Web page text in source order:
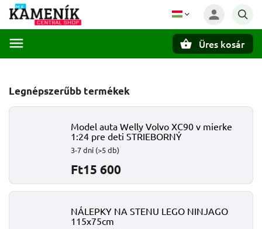
Üres kosár
Legnépszerűbb termékek
Model auta Welly Volvo XC90 v mierke
1:24 pre deti STRIEBORNÝ
3-7 dní (>5 db)
Ft15 600
NÁLEPKY NA STENU LEGO NINJAGO
115x75cm